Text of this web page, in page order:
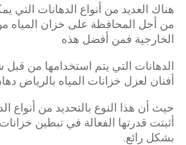
هناك العديد من أنواع الدهانات التي
من أجل المحافظة على خزان المياه
الخارجية فمن أفضل هذه
الدهانات التي يتم استخدامها من
أفنان لعزل خزانات المياه بالرياض
حيث أن هذا النوع بالتحديد من أنواع
أثبتت قدرتها الفعالة في تبطين
بشكل رائع.